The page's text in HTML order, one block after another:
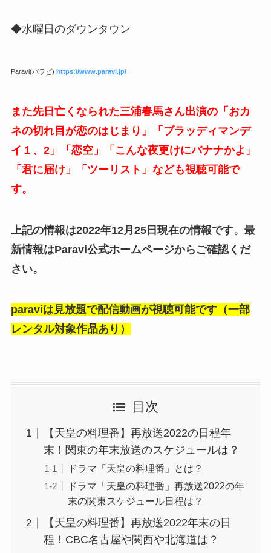
◆水曜日のダウンタウン
Paravi(パラビ) https://www.paravi.jp/
また先日亡くなられた三浦春馬さん出演の「おカ
ネの切れ目が恋のはじまり」「ブラッディマンデ
イ１、2」「恋空」「こんな夜更けにバナナかよ」
「君に届け」「ツーリスト」なども視聴可能で
す。
上記の情報は2022年12月25日現在の情報です。最
新情報はParavi公式ホームページからご確認くだ
さい。
paraviは見放題で配信動画が視聴可能です（一部
レンタル対象作品あり）
目次
【天皇の料理番】再放送2022の日程年
末！関東の年末放送のスケジュールは？
ドラマ「天皇の料理番」とは？
ドラマ「天皇の料理番」再放送2022の年
末の関東スケジュール日程は？
【天皇の料理番】再放送2022年末の日
程！CBC名古屋や関西や北海道は？